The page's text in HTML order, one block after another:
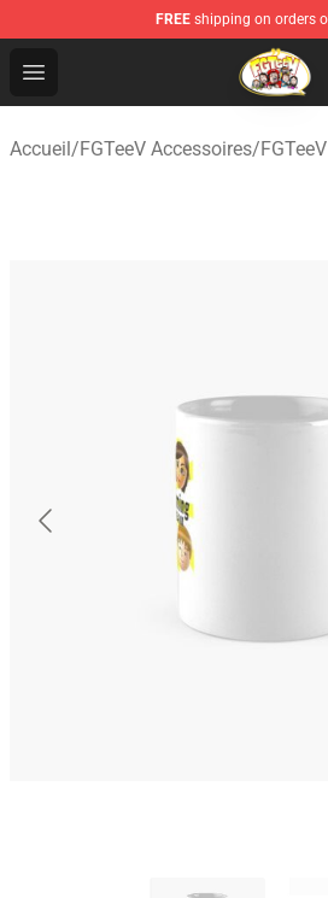
FREE shipping on orders
Open menu
FGTeeV Store - Official
Accueil/FGTeeV Accessoires/